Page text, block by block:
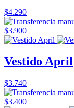
$4.290
$3.900
Vestido April
$3.740
$3.400